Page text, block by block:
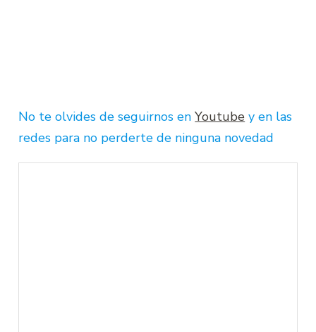
No te olvides de seguirnos enYoutube y en las
redes para no perderte de ninguna novedad